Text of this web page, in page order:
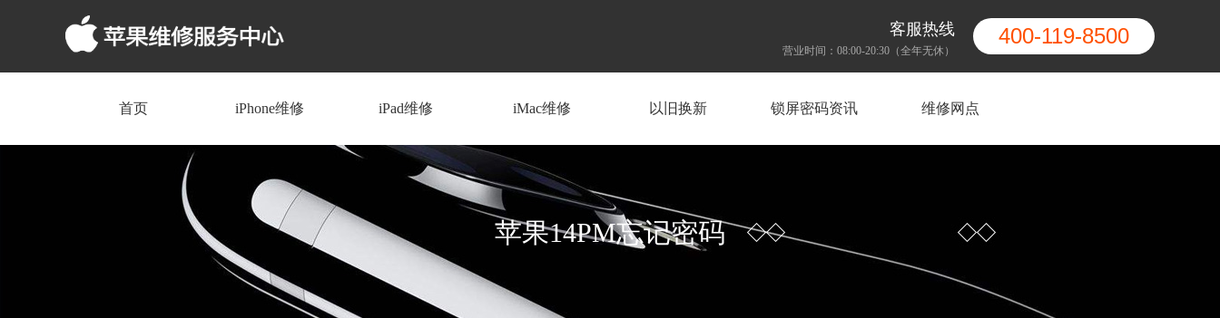
客服热线
营业时间：08:00-20:30（全年无休）
400-119-8500
首页 iPhone维修 iPad维修 iMac维修 以旧换新 锁屏密码资讯 维修网点
苹果14PM忘记密码